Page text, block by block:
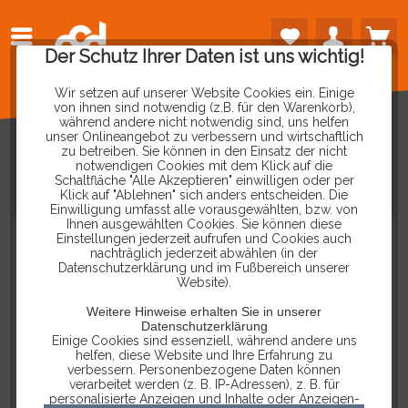
Der Schutz Ihrer Daten ist uns wichtig!
Wir setzen auf unserer Website Cookies ein. Einige
von ihnen sind notwendig (z.B. für den Warenkorb),
während andere nicht notwendig sind, uns helfen
unser Onlineangebot zu verbessern und wirtschaftlich
zu betreiben. Sie können in den Einsatz der nicht
notwendigen Cookies mit dem Klick auf die
Schaltfläche "Alle Akzeptieren" einwilligen oder per
Klick auf "Ablehnen" sich anders entscheiden. Die
Einwilligung umfasst alle vorausgewählten, bzw. von
Ihnen ausgewählten Cookies. Sie können diese
Einstellungen jederzeit aufrufen und Cookies auch
nachträglich jederzeit abwählen (in der
Datenschutzerklärung und im Fußbereich unserer
Website).
Weitere Hinweise erhalten Sie in unserer
Datenschutzerklärung
Einige Cookies sind essenziell, während andere uns
helfen, diese Website und Ihre Erfahrung zu
verbessern. Personenbezogene Daten können
verarbeitet werden (z. B. IP-Adressen), z. B. für
personalisierte Anzeigen und Inhalte oder Anzeigen-
RACEBOX R01